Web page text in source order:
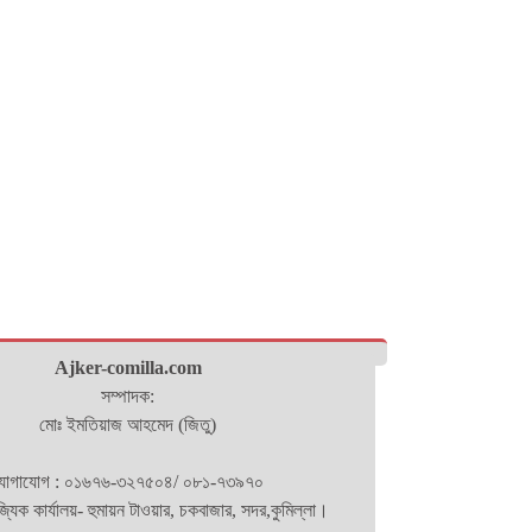
Ajker-comilla.com
সম্পাদক:
মোঃ ইমতিয়াজ আহমেদ (জিতু)
: ০১৬৭৬-৩২৭৫০৪/ ০৮১-৭৩৯৭০
কার্যালয়- হুমায়ন টাওয়ার, চকবাজার, সদর,কুমিল্লা।